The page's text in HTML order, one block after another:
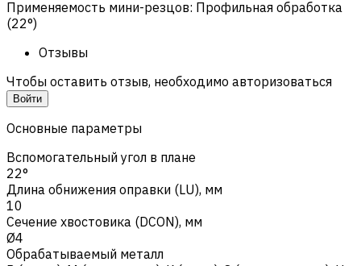
Применяемость мини-резцов: Профильная обработка
(22°)
Отзывы
Чтобы оставить отзыв, необходимо авторизоваться
Войти
Основные параметры
Вспомогательный угол в плане
22°
Длина обнижения оправки (LU), мм
10
Сечение хвостовика (DCON), мм
Ø4
Обрабатываемый металл